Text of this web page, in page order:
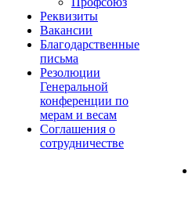
Реквизиты
Вакансии
Благодарственные
письма
Резолюции
Генеральной
конференции по
мерам и весам
Соглашения о
сотрудничестве